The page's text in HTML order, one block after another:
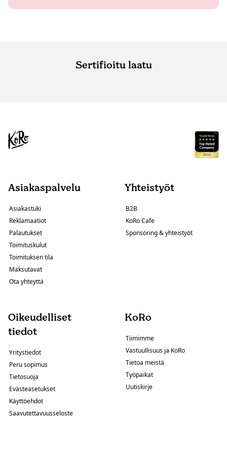
Sertifioitu laatu
Asiakaspalvelu
Asiakastuki
Reklamaatiot
Palautukset
Toimituskulut
Toimituksen tila
Maksutavat
Ota yhteyttä
Yhteistyöt
B2B
KoRo Cafe
Sponsoring & yhteistyöt
Oikeudelliset
tiedot
Yritystiedot
Peru sopimus
Tietosuoja
Evästeasetukset
Käyttöehdot
Saavutettavuusseloste
KoRo
Tiimimme
Vastuullisuus ja KoRo
Tietoa meistä
Työpaikat
Uutiskirje